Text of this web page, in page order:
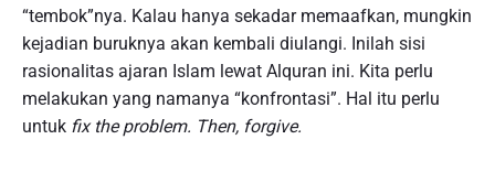
“tembok”nya. Kalau hanya sekadar memaafkan, mungkin
kejadian buruknya akan kembali diulangi. Inilah sisi
rasionalitas ajaran Islam lewat Alquran ini. Kita perlu
melakukan yang namanya “konfrontasi”. Hal itu perlu
untuk fix the problem. Then, forgive.